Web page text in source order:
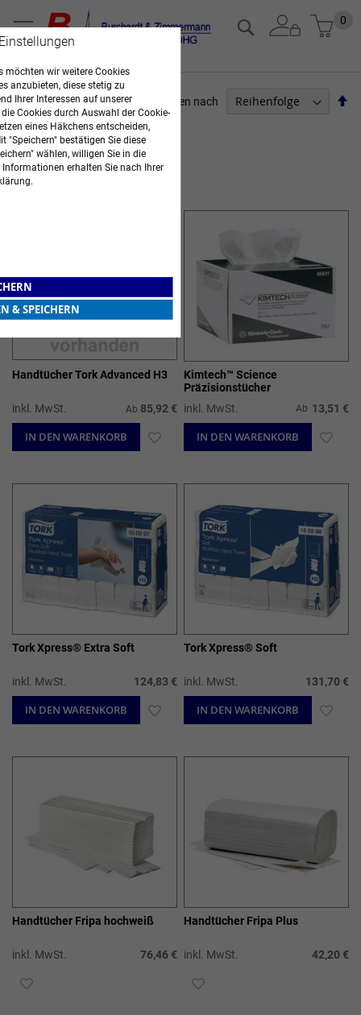
Zum
Inhalt
0
Suche
Artikel1-12von27
Sortieren nach
HAND- UND WISCHTÜCHER
Handtücher Tork Advanced H3
inkl. MwSt. Ab 85,92 €
IN DEN WARENKORB ZUR
Kimtech™ Science
Präzisionstücher
inkl. MwSt.
Ab 13,51 €
IN DEN WARENKORB ZUR
Tork Xpress® Extra Soft
inkl. MwSt. 124,83 €
IN DEN WARENKORB ZUR
Tork Xpress® Soft
inkl. MwSt. 131,70 €
IN DEN WARENKORB ZUR
Handtücher Fripa hochweiß
inkl. MwSt. 76,46 €
ZUR
Handtücher Fripa Plus
inkl. MwSt. 42,20 €
ZUR
ARZTBEDARF
möchten wir weitere Cookies
anzubieten, diese stetig zu
Ihrer Interessen auf unserer
Cookies durch Auswahl der Cookie-
eines Häkchens entscheiden,
"Speichern" bestätigen Sie diese
wählen, willigen Sie in die
erhalten Sie nach Ihrer
& SPEICHERN